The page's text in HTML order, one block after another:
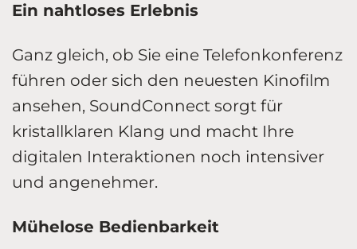
Ein nahtloses Erlebnis
Ganz gleich, ob Sie eine Telefonkonferenz
führen oder sich den neuesten Kinofilm
ansehen, SoundConnect sorgt für
kristallklaren Klang und macht Ihre
digitalen Interaktionen noch intensiver
und angenehmer.
Mühelose Bedienbarkeit